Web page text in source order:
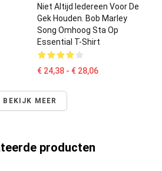
Niet Altijd Iedereen Voor De
Gek Houden. Bob Marley
Song Omhoog Sta Op
Essential T-Shirt
€ 24,38 - € 28,06
BEKIJK MEER
producten